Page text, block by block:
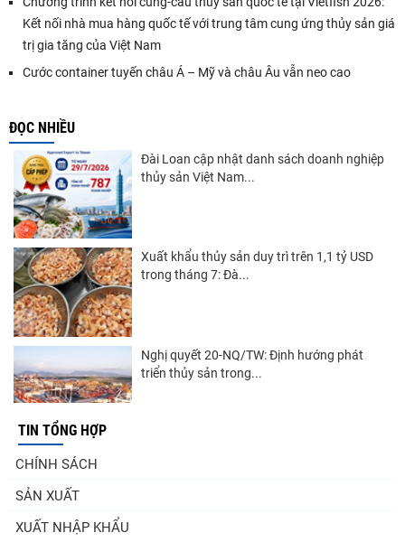
Kết nối nhà mua hàng quốc tế với trung tâm cung ứng thủy sản giá
trị gia tăng của Việt Nam
Cước container tuyến châu Á – Mỹ và châu Âu vẫn neo cao
ĐỌC NHIỀU
Đài Loan cập nhật danh sách doanh nghiệp
thủy sản Việt Nam...
Xuất khẩu thủy sản duy trì trên 1,1 tỷ USD
trong tháng 7: Đà...
Nghị quyết 20-NQ/TW: Định hướng phát
triển thủy sản trong...
TIN TỔNG HỢP
CHÍNH SÁCH
SẢN XUẤT
XUẤT NHẬP KHẨU